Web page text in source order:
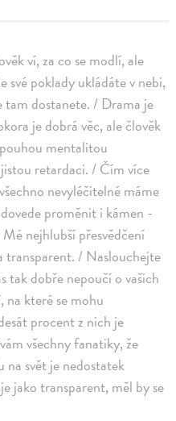
ví, za co se modlí, ale
své poklady ukládáte v nebi,
tam dostanete. / Drama je
je dobrá věc, ale člověk
mentalitou
retardaci. / Čím více
nevyléčitelné máme
proměnit i kámen -
nejhlubší přesvědčení
transparent. / Naslouchejte
tak dobře nepoučí o vašich
na které se mohu
procent z nich je
všechny fanatiky, že
svět je nedostatek
jako transparent, měl by se